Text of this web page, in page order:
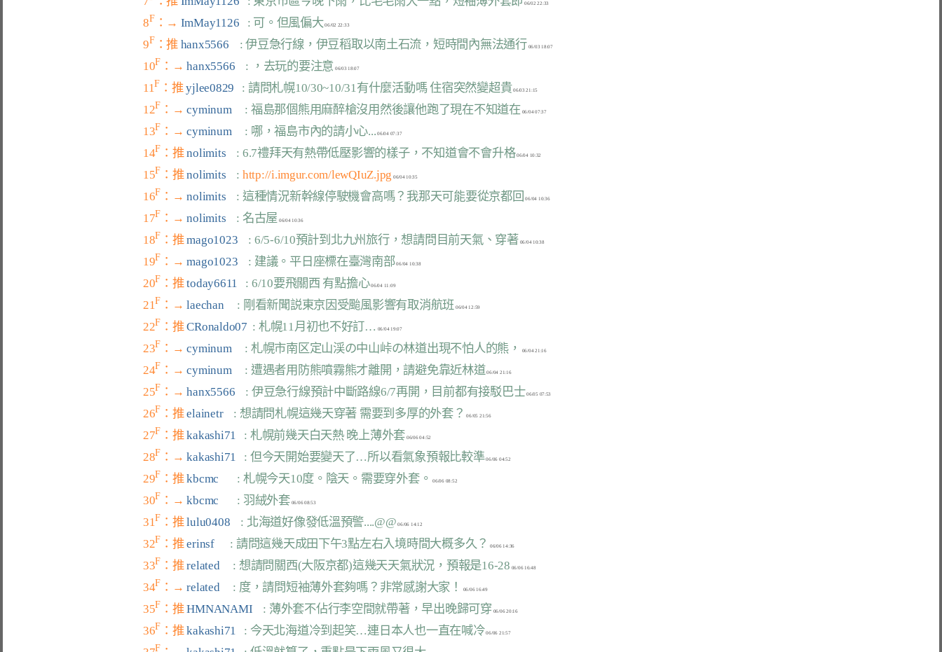
8F ：→ ImMay1126 : 可。但風偏大 06/02 22:33
9F ：推 hanx5566 : 伊豆急行線，伊豆稻取以南土石流，短時間內無法通行 06/03 18:07
10F ：→ hanx5566 : ，去玩的要注意 06/03 18:07
11F ：推 yjlee0829 : 請問札幌10/30~10/31有什麼活動嗎 住宿突然變超貴
12F ：→ cyminum : 福島那個熊用麻醉槍沒用然後讓他跑了現在不知道在 06/04 07:37
13F ：→ cyminum : 哪，福島市內的請小心... 06/04 07:37
14F ：推 nolimits : 6.7禮拜天有熱帶低壓影響的樣子，不知道會不會升格
15F ：推 nolimits : http://i.imgur.com/lewQIuZ.jpg 06/04 10:35
16F ：→ nolimits : 這種情況新幹線停駛機會高嗎？我那天可能要從京都回 06/04 10:36
17F ：→ nolimits : 名古屋 06/04 10:36
18F ：推 mago1023 : 6/5-6/10預計到北九州旅行，想請問目前天氣、穿著 06/04 10:38
19F ：→ mago1023 : 建議。平日座標在臺灣南部 06/04 10:38
20F ：推 today6611 : 6/10要飛關西 有點擔心 06/04 11:09
21F ：→ laechan : 剛看新聞説東京因受颱風影響有取消航班
22F ：推 CRonaldo07 : 札幌11月初也不好訂… 06/04 19:07
23F ：→ cyminum : 札幌市南区定山渓の中山峠の林道出現不怕人的熊， 06/04 21:16
24F ：→ cyminum : 遭遇者用防熊噴霧熊才離開，請避免靠近林道 06/04 21:16
25F ：→ hanx5566 : 伊豆急行線預計中斷路線6/7再開，目前都有接駁巴士
26F ：推 elainetr : 想請問札幌這幾天穿著 需要到多厚的外套？ 06/05 21:56
27F ：推 kakashi71 : 札幌前幾天白天熱 晚上薄外套
28F ：→ kakashi71 : 但今天開始要變天了…所以看氣象預報比較準
29F ：推 kbcmc : 札幌今天10度。陰天。需要穿外套。
30F ：→ kbcmc : 羽絨外套 06/06 08:53
31F ：推 lulu0408 : 北海道好像發低溫預警....@@
32F ：推 erinsf : 請問這幾天成田下午3點左右入境時間大概多久？
33F ：推 related : 想請問關西(大阪京都)這幾天天氣狀況，預報是16-28 06/06 16:48
34F ：→ related : 度，請問短袖薄外套夠嗎？非常感謝大家！ 06/06 16:49
35F ：推 HMNANAMI : 薄外套不佔行李空間就帶著，早出晚歸可穿 06/06 20:16
36F ：推 kakashi71 : 今天北海道冷到起笑…連日本人也一直在喊冷 06/06 21:57
F